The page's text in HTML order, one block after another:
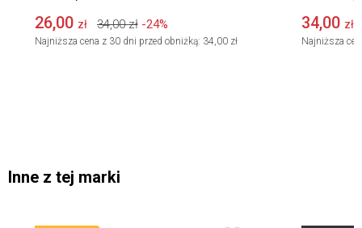
26,00 zł 34,00 zł -24%
Najniższa cena z 30 dni przed obniżką: 34,00 zł
34,00 zł
Najniższa
Inne z tej marki